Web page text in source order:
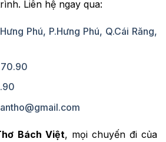
Liên hệ ngay qua:
Phú, P.Hưng Phú, Q.Cái Răng,
Bách Việt, mọi chuyến đi của